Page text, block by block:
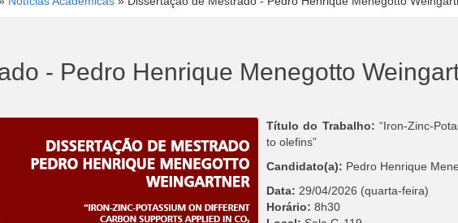
- Pedro Henrique Menegotto
Título do Trabalho: “Iron-Zinc-
to olefins”
Candidato(a): Pedro Henrique
Data: 29/04/2026 (quarta-feira)
Horário: 8h30